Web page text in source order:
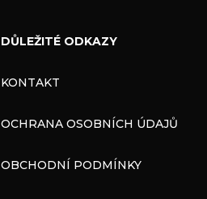
DŮLEŽITÉ ODKAZY
KONTAKT
OCHRANA OSOBNÍCH ÚDAJŮ
OBCHODNÍ PODMÍNKY